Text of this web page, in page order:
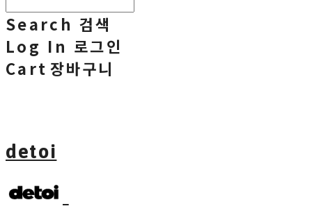
Search 검색
Log In 로그인
Cart 장바구니
detoi